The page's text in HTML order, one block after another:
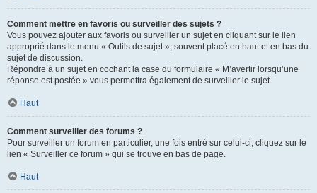
Comment mettre en favoris ou surveiller des sujets ?
Vous pouvez ajouter aux favoris ou surveiller un sujet en cliquant sur le lien
approprié dans le menu « Outils de sujet », souvent placé en haut et en bas du
sujet de discussion.
Répondre à un sujet en cochant la case du formulaire « M’avertir lorsqu’une
réponse est postée » vous permettra également de surveiller le sujet.
Haut
Comment surveiller des forums ?
Pour surveiller un forum en particulier, une fois entré sur celui-ci, cliquez sur le
lien « Surveiller ce forum » qui se trouve en bas de page.
Haut